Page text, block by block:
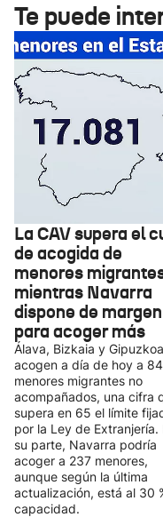
Te puede
La CAV supera el
de acogida de
menores
mientras Navarra
dispone de margen
para acoger más
Álava, Bizkaia y Gipuzkoa
acogen a día de hoy a
menores migrantes no
acompañados, una cifra
supera en 65 el límite
por la Ley de Extranjería.
su parte, Navarra podría
acoger a 237 menores,
aunque según la última
actualización, está al 30
capacidad.